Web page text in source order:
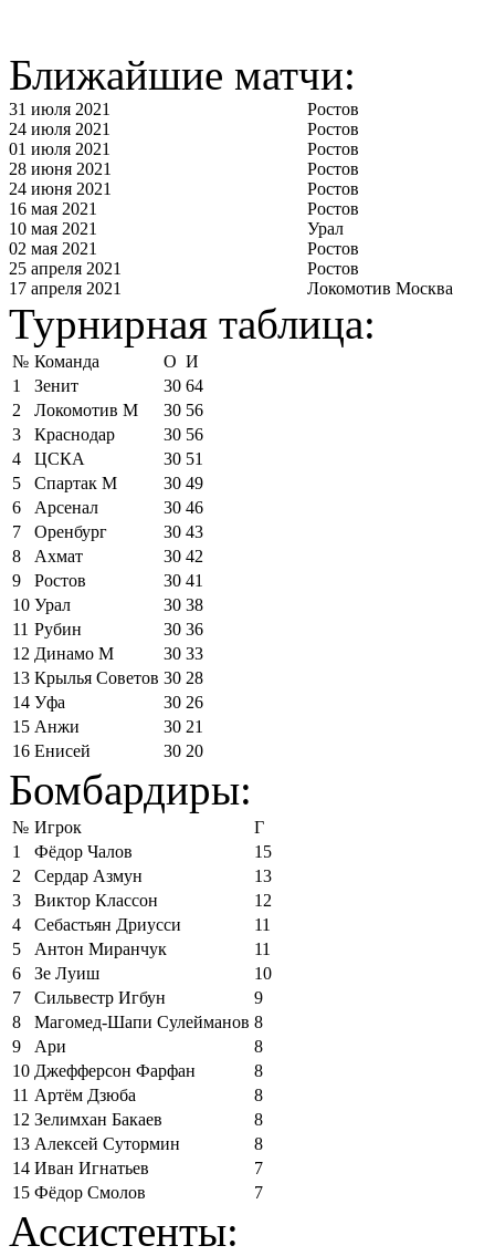
Ближайшие матчи:
31 июля 2021
Ростов
24 июля 2021
Ростов
01 июля 2021
Ростов
28 июня 2021
Ростов
24 июня 2021
Ростов
16 мая 2021
Ростов
10 мая 2021
Урал
02 мая 2021
Ростов
25 апреля 2021
Ростов
17 апреля 2021
Локомотив Москва
Турнирная таблица:
№ Команда О И
1
Зенит 30 64
2
Локомотив М 30 56
3
Краснодар 30 56
4
ЦСКА 30 51
5
Спартак М 30 49
6
Арсенал 30 46
7
Оренбург 30 43
8
Ахмат 30 42
9
Ростов 30 41
10 Урал 30 38
11 Рубин 30 36
12 Динамо М 30 33
13 Крылья Советов 30 28
14 Уфа 30 26
15 Анжи 30 21
16 Енисей 30 20
Бомбардиры:
№ Игрок
Г
1
Фёдор Чалов
15
2
Сердар Азмун
13
3
Виктор Классон
12
4
Себастьян Дриусси
11
5
Антон Миранчук
11
6
Зе Луиш
10
7
Сильвестр Игбун
9
8
Магомед-Шапи Сулейманов 8
9
Ари
8
10 Джефферсон Фарфан
8
11 Артём Дзюба
8
12 Зелимхан Бакаев
8
13 Алексей Сутормин
8
14 Иван Игнатьев
7
15 Фёдор Смолов 7
Ассистенты: